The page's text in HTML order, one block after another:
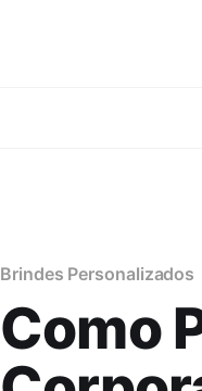
Brindes Personalizados
Como